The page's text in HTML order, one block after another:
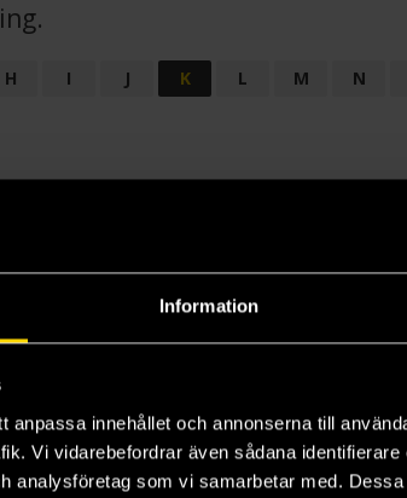
Information
anpassa innehållet och annonserna till
Vi vidarebefordrar även sådana
analysföretag som vi samarbetar med.
H I J K L M N